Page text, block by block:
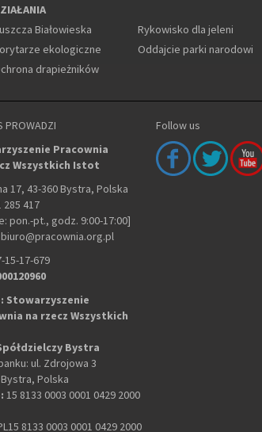
Białowieska
ekologiczne
drapieżników
Rykowisko dla jeleni
Oddajcie parki narodowi
PROWADZI
Pracownia
Wszystkich Istot
17, 43-360 Bystra, Polska
285 417
pon.-pt., godz. 9:00-17:00]
15-17-679
Stowarzyszenie
na rzecz Wszystkich
Bystra
ul. Zdrojowa 3
Polska
15 8133 0003 0001 0429 2000
8133 0003 0001 0429 2000
Follow us